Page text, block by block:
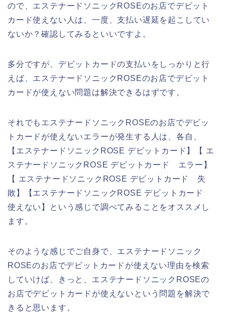
ので、エステナードソニックROSEのお店でデビット
カード使えない人は、一度、支払い遅延を起こしてい
ないか？確認してみるといいですよ。
多分ですが、デビットカードの支払いをしっかりと行
えば、エステナードソニックROSEのお店でデビット
カードが使えない問題は解決できるはずです。
それでもエステナードソニックROSEのお店でデビッ
トカードが使えないエラーが発生する人は、各自、
【エステナードソニックROSE デビットカード】【 エ
ステナードソニックROSE デビットカード エラー】
【 エステナードソニックROSE デビットカード 失
敗】【エステナードソニックROSE デビットカード
使えない】という感じで調べてみることをオススメし
ます。
そのような感じでご自身で、エステナードソニック
ROSEのお店でデビットカードが使えない理由を検索
していけば、きっと、エステナードソニックROSEの
お店でデビットカードが使えないという問題を解決で
きると思います。